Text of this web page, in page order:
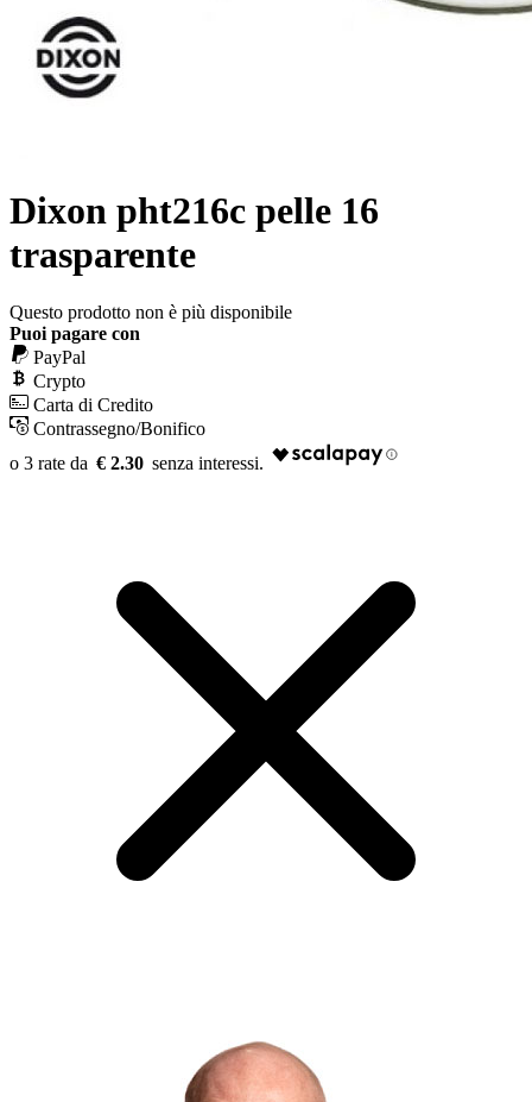
Dixon pht216c pelle 16
trasparente
Questo prodotto non è più disponibile
Puoi pagare con
PayPal
Crypto
Carta di Credito
Contrassegno/Bonifico
€ 2.30